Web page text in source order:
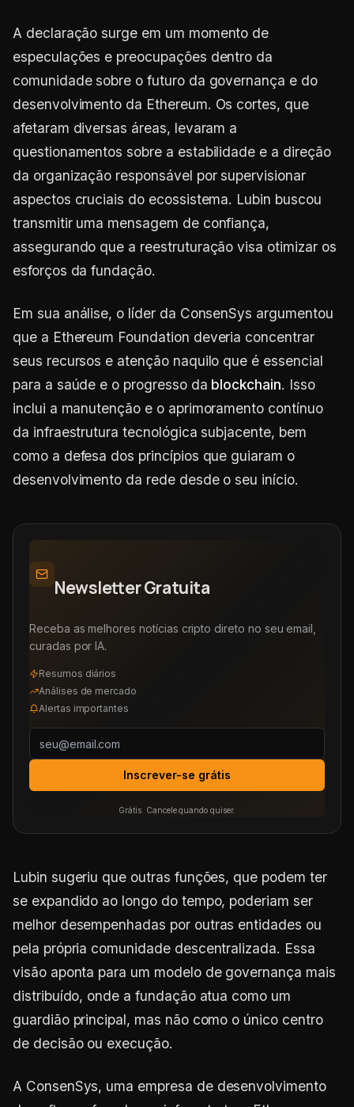
A declaração surge em um momento de
especulações e preocupações dentro da
comunidade sobre o futuro da governança e do
desenvolvimento da Ethereum. Os cortes, que
afetaram diversas áreas, levaram a
questionamentos sobre a estabilidade e a direção
da organização responsável por supervisionar
aspectos cruciais do ecossistema. Lubin buscou
transmitir uma mensagem de confiança,
assegurando que a reestruturação visa otimizar os
esforços da fundação.
Em sua análise, o líder da ConsenSys argumentou
que a Ethereum Foundation deveria concentrar
seus recursos e atenção naquilo que é essencial
para a saúde e o progresso da blockchain. Isso
inclui a manutenção e o aprimoramento contínuo
da infraestrutura tecnológica subjacente, bem
como a defesa dos princípios que guiaram o
desenvolvimento da rede desde o seu início.
Newsletter Gratuita
Receba as melhores notícias cripto direto no seu email,
curadas por IA.
Resumos diários
Análises de mercado
Alertas importantes
Inscrever-se grátis
Grátis. Cancele quando quiser.
Lubin sugeriu que outras funções, que podem ter
se expandido ao longo do tempo, poderiam ser
melhor desempenhadas por outras entidades ou
pela própria comunidade descentralizada. Essa
visão aponta para um modelo de governança mais
distribuído, onde a fundação atua como um
guardião principal, mas não como o único centro
de decisão ou execução.
A ConsenSys, uma empresa de desenvolvimento